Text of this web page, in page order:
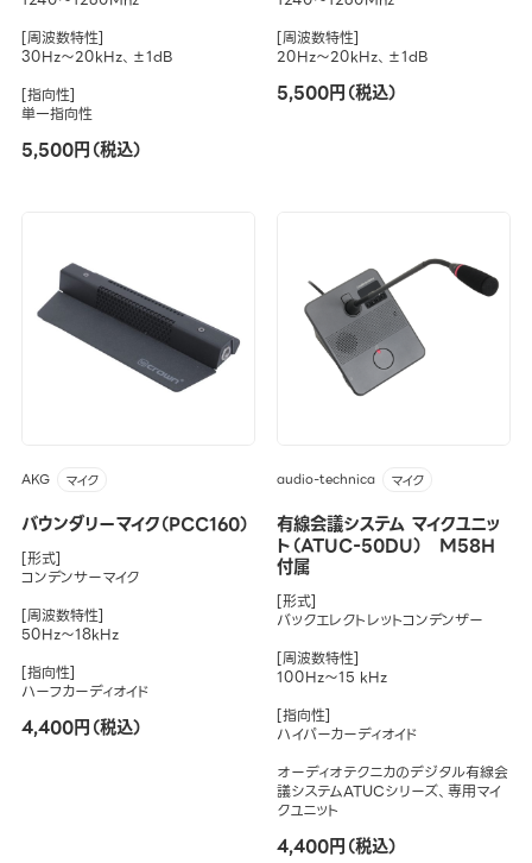
[周波数特性]
30Hz～20kHz、±1dB
[指向性]
単一指向性
5,500円（税込）
[周波数特性]
20Hz～20kHz、±1dB
5,500円（税込）
AKG マイク
バウンダリーマイク（PCC160）
[形式]
コンデンサーマイク
[周波数特性]
50Hz～18kHz
[指向性]
ハーフカーディオイド
4,400円（税込）
audio-technica マイク
有線会議システム マイクユニッ
ト（ATUC-50DU） M58H
付属
[形式]
バックエレクトレットコンデンザー
[周波数特性]
100Hz～15 kHz
[指向性]
ハイパーカーディオイド
オーディオテクニカのデジタル有線会
議システムATUCシリーズ、専用マイ
クユニット
4,400円（税込）